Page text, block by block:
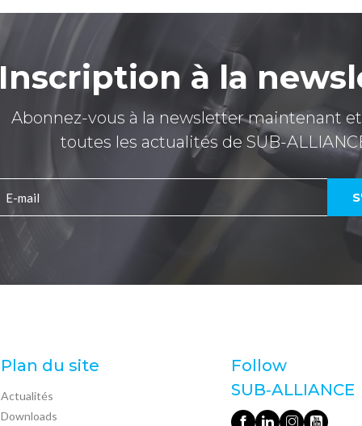
Inscription à la
Abonnez-vous à la newsletter maintenant
toutes les actualités de SUB-
Plan du site
Actualités
Downloads
Follow
SUB‑ALLIANCE